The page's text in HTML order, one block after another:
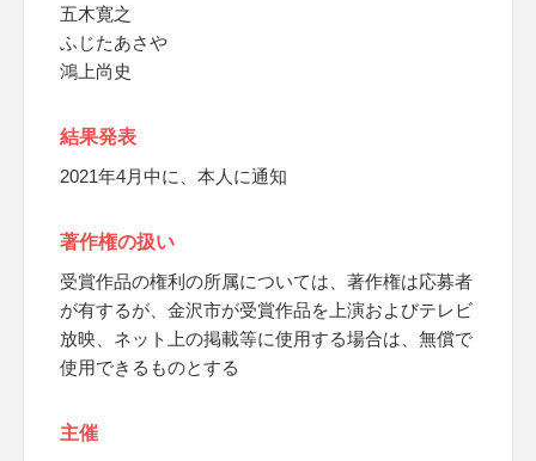
五木寛之
ふじたあさや
鴻上尚史
結果発表
2021年4月中に、本人に通知
著作権の扱い
受賞作品の権利の所属については、著作権は応募者
が有するが、金沢市が受賞作品を上演およびテレビ
放映、ネット上の掲載等に使用する場合は、無償で
使用できるものとする
主催